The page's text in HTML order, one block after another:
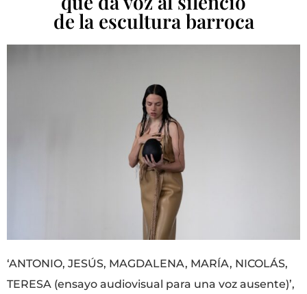
de la escultura barroca
‘ANTONIO, JESÚS, MAGDALENA, MARÍA, NICOLÁS,
TERESA (ensayo audiovisual para una voz ausente)’,